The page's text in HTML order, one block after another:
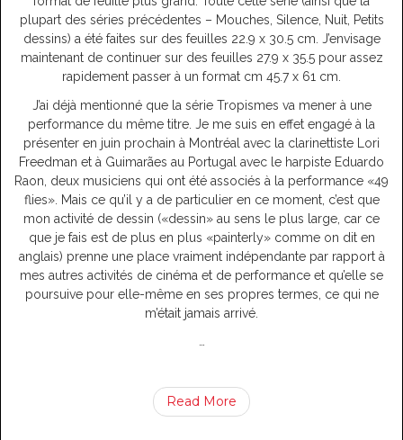
plupart des séries précédentes – Mouches, Silence, Nuit, Petits
dessins) a été faites sur des feuilles 22.9 x 30.5 cm. J’envisage
maintenant de continuer sur des feuilles 27.9 x 35.5 pour assez
rapidement passer à un format cm 45.7 x 61 cm.
J’ai déjà mentionné que la série Tropismes va mener à une
performance du même titre. Je me suis en effet engagé à la
présenter en juin prochain à Montréal avec la clarinettiste Lori
Freedman et à Guimarães au Portugal avec le harpiste Eduardo
Raon, deux musiciens qui ont été associés à la performance «49
flies». Mais ce qu’il y a de particulier en ce moment, c’est que
mon activité de dessin («dessin» au sens le plus large, car ce
que je fais est de plus en plus «painterly» comme on dit en
anglais) prenne une place vraiment indépendante par rapport à
mes autres activités de cinéma et de performance et qu’elle se
poursuive pour elle-même en ses propres termes, ce qui ne
m’était jamais arrivé.
Read More